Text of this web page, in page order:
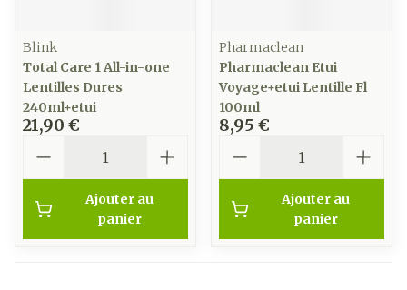
Blink
Total Care 1 All-in-one
Lentilles Dures
240ml+etui
21,90 €
Ajouter au
panier
Pharmaclean
Pharmaclean Etui
Voyage+etui Lentille Fl
100ml
8,95 €
Ajouter au
panier